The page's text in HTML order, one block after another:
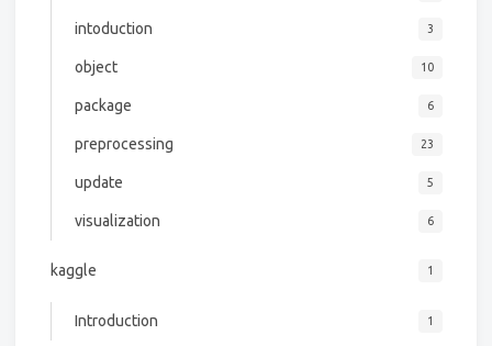
intoduction 3
object 10
package 6
preprocessing 23
update 5
visualization 6
kaggle 1
Introduction 1